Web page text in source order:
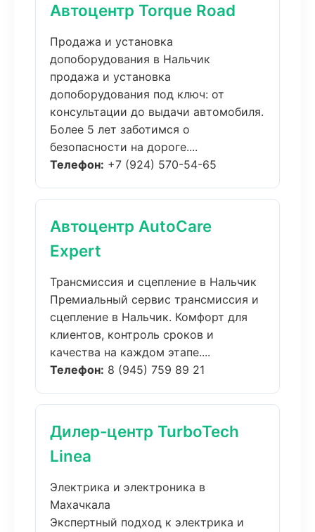
Автоцентр Torque Road
Продажа и установка
допоборудования в Нальчик
продажа и установка
допоборудования под ключ: от
консультации до выдачи автомобиля.
Более 5 лет заботимся о
безопасности на дороге....
Телефон: +7 (924) 570-54-65
Автоцентр AutoCare
Expert
Трансмиссия и сцепление в Нальчик
Премиальный сервис трансмиссия и
сцепление в Нальчик. Комфорт для
клиентов, контроль сроков и
качества на каждом этапе....
Телефон: 8 (945) 759 89 21
Дилер-центр TurboTech
Linea
Электрика и электроника в
Махачкала
Экспертный подход к электрика и